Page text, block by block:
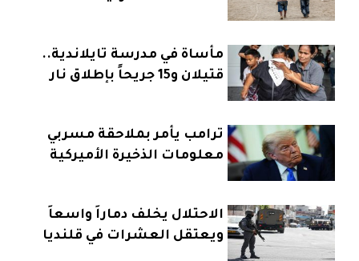
مأساة في مدرسة تايلاندية..
قتيلان و15 جريحاً بإطلاق نار
ترامب يأمر بملاحقة مسربي
معلومات الذخيرة الأميركية
الاحتلال يخلف دماراً واسعاً
ويعتقل العشرات في قلنديا